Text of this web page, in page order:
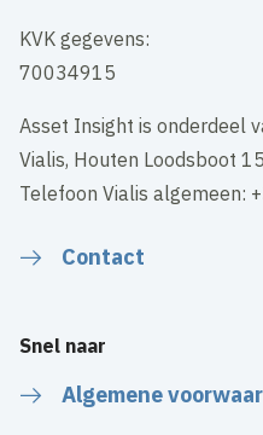
KVK gegevens:
70034915
Asset Insight is onderdeel
Vialis, Houten Loodsboot
Telefoon Vialis algemeen:
Contact
Snel naar
Algemene